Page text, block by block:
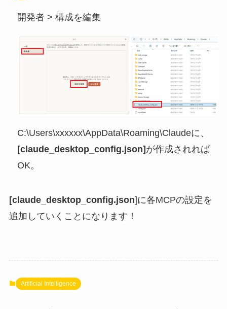
開発者 > 構成を編集
C:\Users\xxxxxx\AppData\Roaming\Claudeに、
[claude_desktop_config.json]が作成されれば
OK。
[claude_desktop_config.json]に各MCPの設定を
追加していくことになります！
Artificial Intelligence